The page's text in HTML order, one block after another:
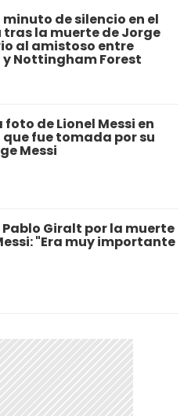
de silencio en el
tras la muerte de Jorge
al amistoso entre
Nottingham Forest
foto de Lionel Messi en
fue tomada por su
Messi
Pablo Giralt por la muerte
"Era muy importante